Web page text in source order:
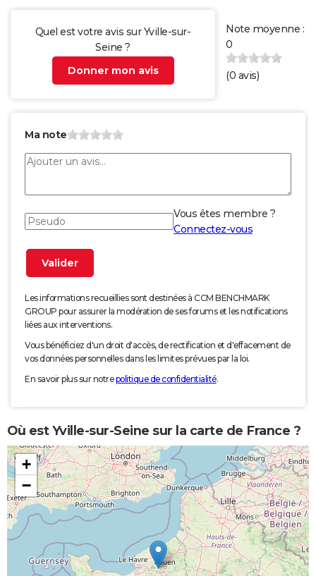
Quel est votre avis sur Yville-sur-
Seine ?
Donner mon avis
Note moyenne :
0
(0 avis)
Ma note
Vous êtes membre ?
Connectez-vous
Les informations recueillies sont destinées à CCM BENCHMARK
GROUP pour assurer la modération de ses forums et les notifications
liées aux interventions.
Vous bénéficiez d'un droit d'accès, de rectification et d'effacement de
vos données personnelles dans les limites prévues par la loi.
En savoir plus sur notrepolitique de confidentialité.
Où est Yville-sur-Seine sur la carte de France ?
+
−